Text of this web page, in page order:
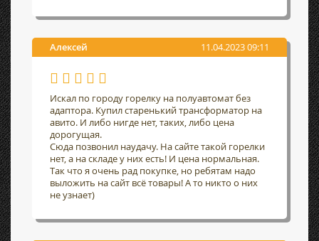
Алексей 11.04.2023 09:11
Искал по городу горелку на полуавтомат без
адаптора. Купил старенький трансформатор на
авито. И либо нигде нет, таких, либо цена
дорогущая.
Сюда позвонил наудачу. На сайте такой горелки
нет, а на складе у них есть! И цена нормальная.
Так что я очень рад покупке, но ребятам надо
выложить на сайт всё товары! А то никто о них
не узнает)